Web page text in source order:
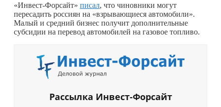
«Инвест-Форсайт» писал, что чиновники могут
пересадить россиян на «взрывающиеся автомобили».
Малый и средний бизнес получит дополнительные
субсидии на перевод автомобилей на газовое топливо.
Рассылка Инвест-Форсайт